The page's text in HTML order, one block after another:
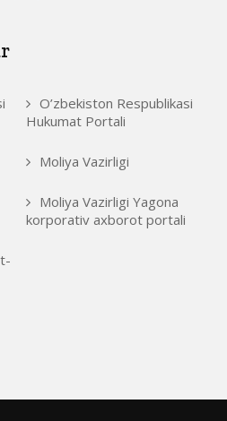
O’zbekiston Respublikasi
Hukumat Portali
Moliya Vazirligi
Moliya Vazirligi Yagona
korporativ axborot portali